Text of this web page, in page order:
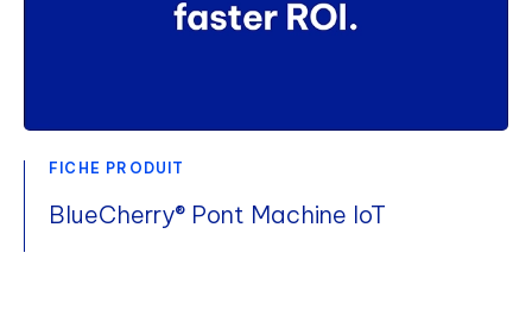
FICHE PRODUIT
BlueCherry® Pont Machine IoT